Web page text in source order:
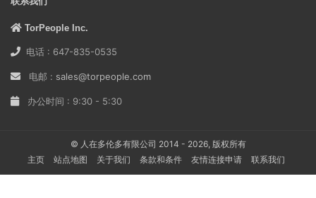
TorPeople Inc.
电话 : 647-835-0535
电邮 : sales@torpeople.com
办公时间 : 9:30 - 5:30
© 人在多伦多有限公司 2014 - 2026, 版权所有
主页
站点地图 关于我们 条款和条件 友情连接申请 联系我们